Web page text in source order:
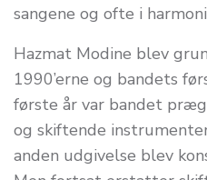
sangene og ofte i
Hazmat Modine blev
1990’erne og bandets
første år var bandet
og skiftende
anden udgivelse blev